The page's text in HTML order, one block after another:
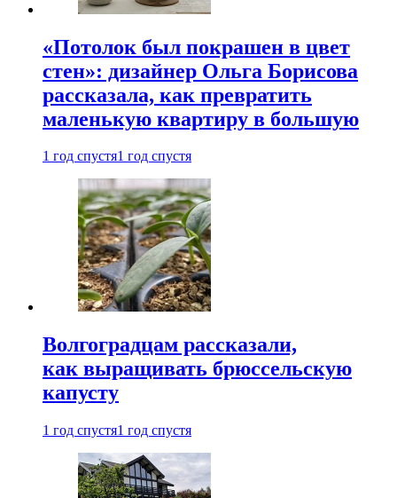
«Потолок был покрашен в цвет
стен»: дизайнер Ольга Борисова
рассказала, как превратить
маленькую квартиру в большую
1 год спустя1 год спустя
Волгоградцам рассказали,
как выращивать брюссельскую
капусту
1 год спустя1 год спустя